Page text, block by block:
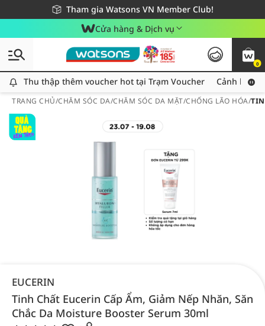
Tham gia Watsons VN Member Club!
Miễn phí giao hàng cho đơn hàng từ 249,000Đ
Giao hàng nhanh 24h - Áp dụng khu vực TP. Hồ Chí Minh
Cửa hàng & Dịch vụ
0
Thu thập thêm voucher hot tại Trạm Voucher
Thu thập thêm voucher hot tại Trạm Voucher Cảnh báo
TRANG CHỦ/CHĂM SÓC DA/CHĂM SÓC DA MẶT/CHỐNG LÃO HÓA/
EUCERIN
Tinh Chất Eucerin Cấp Ẩm, Giảm Nếp Nhăn, Săn
Chắc Da Moisture Booster Serum 30ml